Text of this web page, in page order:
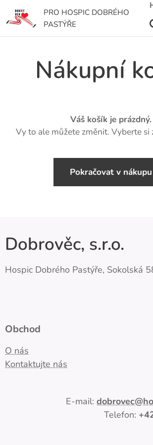
PRO HOSPIC DOBRÉHO
PASTÝŘE
Nákupní
Váš košík je prázdný.
Vy to ale můžete změnit. Vyberte si
Pokračovat v nákupu
Dobrověc, s.r.o.
Hospic Dobrého Pastýře, Sokolská
Obchod
O nás
Kontaktujte nás
E-mail: dobrovec
Telefon: